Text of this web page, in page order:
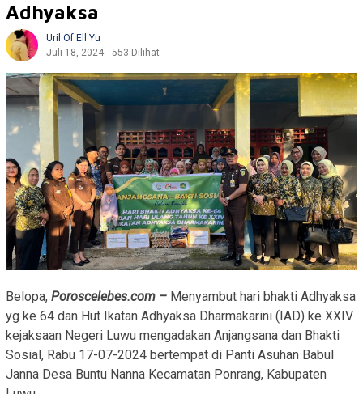
Adhyaksa
Uril Of Ell Yu
Juli 18, 2024
553 Dilihat
Belopa, Poroscelebes.com – Menyambut hari bhakti Adhyaksa
yg ke 64 dan Hut Ikatan Adhyaksa Dharmakarini (IAD) ke XXIV
kejaksaan Negeri Luwu mengadakan Anjangsana dan Bhakti
Sosial, Rabu 17-07-2024 bertempat di Panti Asuhan Babul
Janna Desa Buntu Nanna Kecamatan Ponrang, Kabupaten